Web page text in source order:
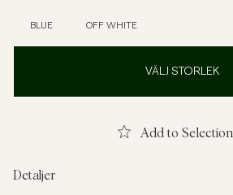
T-shirts
Underkläder
BLUE OFF WHITE
VÄLJ STORLEK
Add to Selection
Detaljer